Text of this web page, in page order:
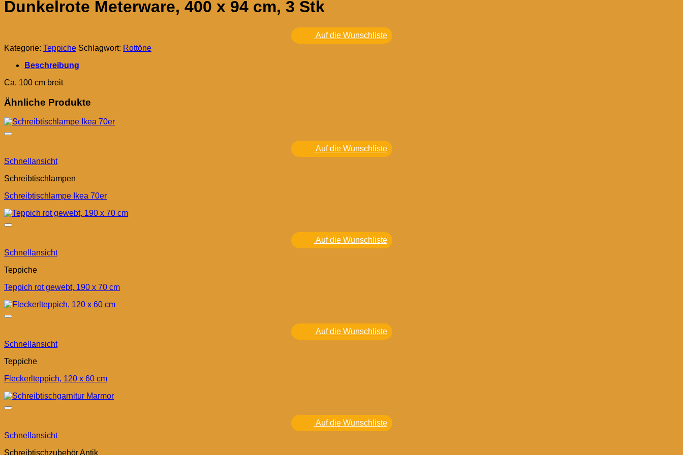
Dunkelrote Meterware, 400 x 94 cm, 3 Stk
Auf die Wunschliste
Kategorie: Teppiche Schlagwort: Rottöne
Beschreibung
Ca. 100 cm breit
Ähnliche Produkte
Auf die Wunschliste
Schnellansicht
Schreibtischlampen
Schreibtischlampe Ikea 70er
Auf die Wunschliste
Schnellansicht
Teppiche
Teppich rot gewebt, 190 x 70 cm
Auf die Wunschliste
Schnellansicht
Teppiche
Fleckerlteppich, 120 x 60 cm
Auf die Wunschliste
Schnellansicht
Schreibtischzubehör Antik